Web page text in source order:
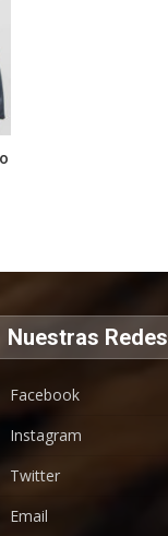
Nuestras Redes
Facebook
Instagram
Twitter
Email